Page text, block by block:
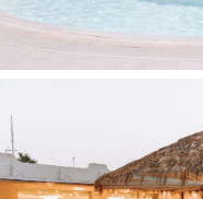
Viešbučio teritorijoje:
Drabužių skalbimo
Automobilių
Baseinas
Belaidis internetas -